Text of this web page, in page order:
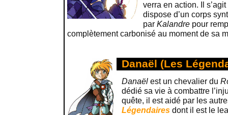
verra en action. Il
dispose d’un corps
par Kalandre pour
complètement carbonisé au moment de sa
Danaël (Les
Danaël est un chevalier du
dédié sa vie à combattre
quête, il est aidé par les
Légendaires dont il est le